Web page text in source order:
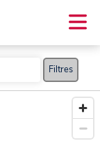
Filtres